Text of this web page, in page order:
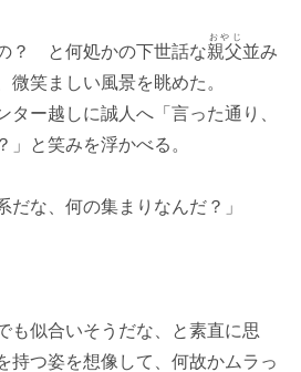
？ と何処かの下世話な親父
おやじ
並み
微笑ましい風景を眺めた。
ー越しに誠人へ「言った通り、
」と笑みを浮かべる。
だな、何の集まりなんだ？」
似合いそうだな、と素直に思
持つ姿を想像して、何故かムラっ